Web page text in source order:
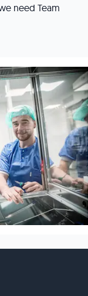
need Team